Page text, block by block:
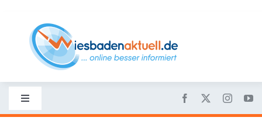
content
Toggle
Navigation